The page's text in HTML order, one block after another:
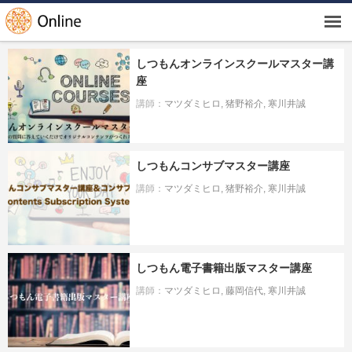
しつもんオンラインスクールマスター講
座
マツダミヒロ 猪野裕介 寒川井誠
しつもんコンサブマスター講座
マツダミヒロ 猪野裕介 寒川井誠
しつもん電子書籍出版マスター講座
マツダミヒロ 藤岡信代 寒川井誠